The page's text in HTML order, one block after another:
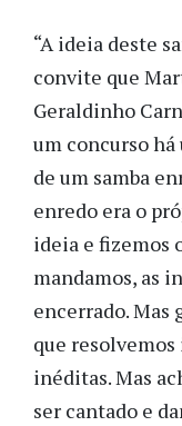
“A ideia deste
convite que
Geraldinho
um concurso há
de um samba
enredo era o
ideia e fizemos
mandamos, as
encerrado. Mas
que
inéditas. Mas
ser cantado e